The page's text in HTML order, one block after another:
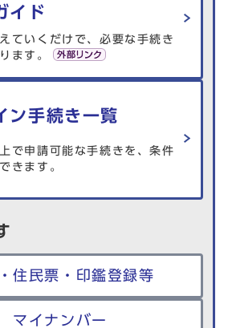
イド
ていくだけで、必要な手続き
ます。
ン手続き一覧
で申請可能な手続きを、条件
きます。
住民票・印鑑登録等
マイナンバー